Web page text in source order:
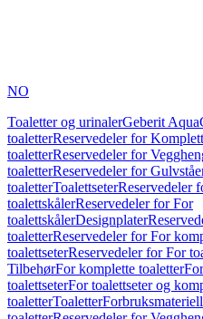
NO
Toaletter og urinalerGeberit
toaletterReservedeler for
toaletterReservedeler for
toaletterReservedeler for
toaletterToalettseterReservedeler
toalettskålerReservedeler for For
toalettskålerDesignplater
toaletterReservedeler for For
toalettseterReservedeler for For
TilbehørFor komplette toaletter
toalettseterFor toalettseter og
toaletterToaletterForbruksmateriell